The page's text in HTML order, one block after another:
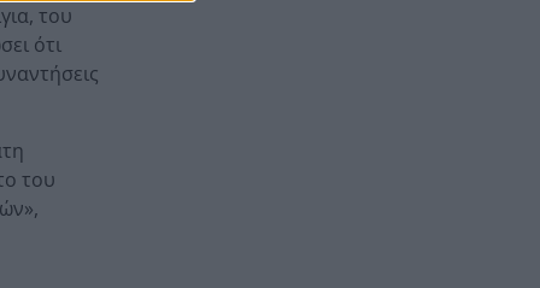
του
ότι
του